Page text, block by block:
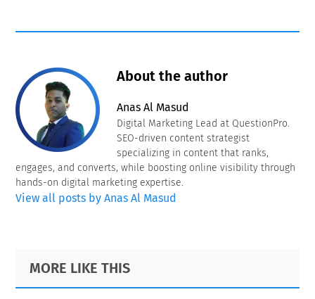
About the author
Anas Al Masud
Digital Marketing Lead at QuestionPro.
SEO-driven content strategist
specializing in content that ranks,
engages, and converts, while boosting online visibility through
hands-on digital marketing expertise.
View all posts by Anas Al Masud
Primary
Sidebar
Footer
MORE LIKE THIS